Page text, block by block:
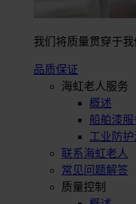
我们将质量贯穿于
品质保证
海虹老人服务
概述
船舶漆服
工业防
联系海虹老人
常见问题解答
质量控制